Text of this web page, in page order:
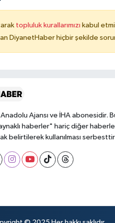
topluluk kurallarımızı kabul
DiyanetHaber hiçbir şekilde
Ajansı ve İHA abonesidir.
haberler" hariç diğer
belirtilerek kullanılması